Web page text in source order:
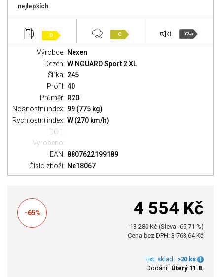
nejlepších.
D C 72dB
Výrobce: Nexen
Dezén: WINGUARD Sport 2 XL
Šířka: 245
Profil: 40
Průměr: R20
Nosnostní index: 99 (775 kg)
Rychlostní index: W (270 km/h)
DOT:
Vyrobeno:
EAN: 8807622199189
Číslo zboží: Ne18067
-65% 4 554 Kč
13 280 Kč (Sleva -65,71 %)
Cena bez DPH: 3 763,64 Kč
Ext. sklad: >20 ks
Dodání: Úterý 11.8.